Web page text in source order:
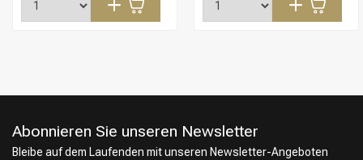
Abonnieren Sie unseren Newsletter
Bleibe auf dem Laufenden mit unseren Newsletter-Angeboten